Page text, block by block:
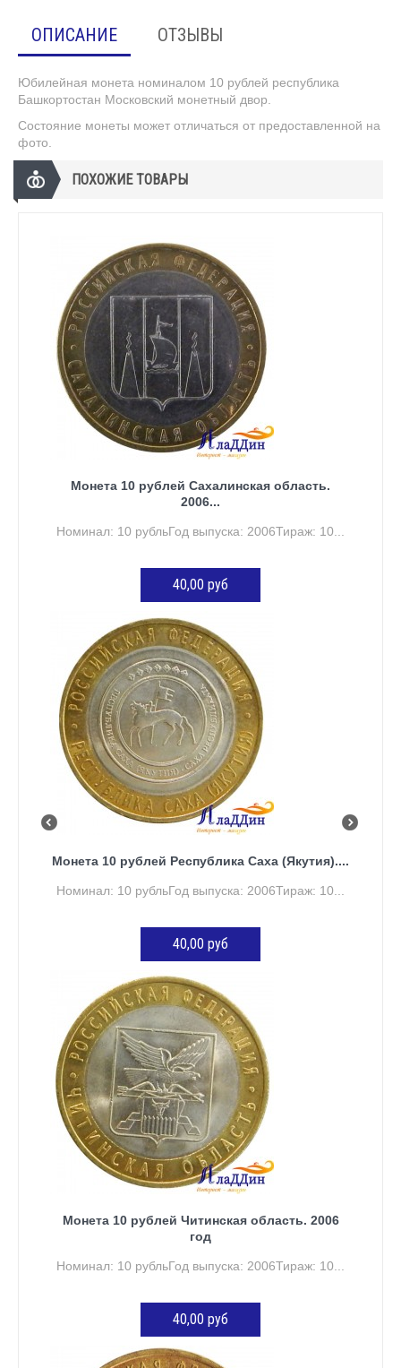
ОПИСАНИЕ ОТЗЫВЫ
Юбилейная монета номиналом 10 рублей республика
Башкортостан Московский монетный двор.
Состояние монеты может отличаться от предоставленной на
фото.
ПОХОЖИЕ ТОВАРЫ
Монета 10 рублей Сахалинская область.
2006...
Номинал: 10 рубльГод выпуска: 2006Тираж: 10...
40,00 руб
ДОБАВИТЬ В КОРЗИНУ
Монета 10 рублей Республика Саха (Якутия)....
Номинал: 10 рубльГод выпуска: 2006Тираж: 10...
40,00 руб
ДОБАВИТЬ В КОРЗИНУ
Монета 10 рублей Читинская область. 2006
год
Номинал: 10 рубльГод выпуска: 2006Тираж: 10...
40,00 руб
ДОБАВИТЬ В КОРЗИНУ